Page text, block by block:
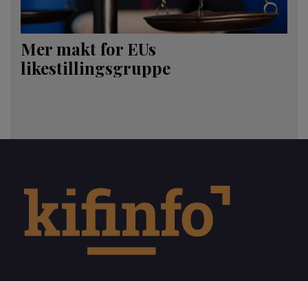
Mer makt for EUs
likestillingsgruppe